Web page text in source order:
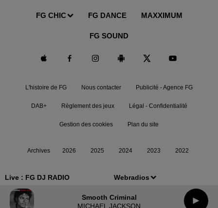
Live : FG DJ RADIO Webradios
Smooth Criminal
MICHAEL JACKSON
FG CHIC FG DANCE MAXXIMUM
FG SOUND
L'histoire de FG Nous contacter Publicité - Agence FG
DAB+ Règlement des jeux Légal - Confidentialité
Gestion des cookies Plan du site
Archives 2026 2025 2024 2023 2022